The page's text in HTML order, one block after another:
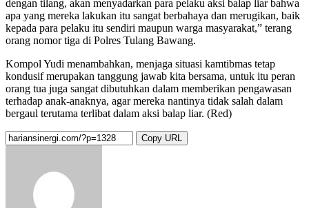
dengan tilang, akan menyadarkan para pelaku aksi balap liar bahwa
apa yang mereka lakukan itu sangat berbahaya dan merugikan, baik
kepada para pelaku itu sendiri maupun warga masyarakat,” terang
orang nomor tiga di Polres Tulang Bawang.
Kompol Yudi menambahkan, menjaga situasi kamtibmas tetap
kondusif merupakan tanggung jawab kita bersama, untuk itu peran
orang tua juga sangat dibutuhkan dalam memberikan pengawasan
terhadap anak-anaknya, agar mereka nantinya tidak salah dalam
bergaul terutama terlibat dalam aksi balap liar. (Red)
Copy URL